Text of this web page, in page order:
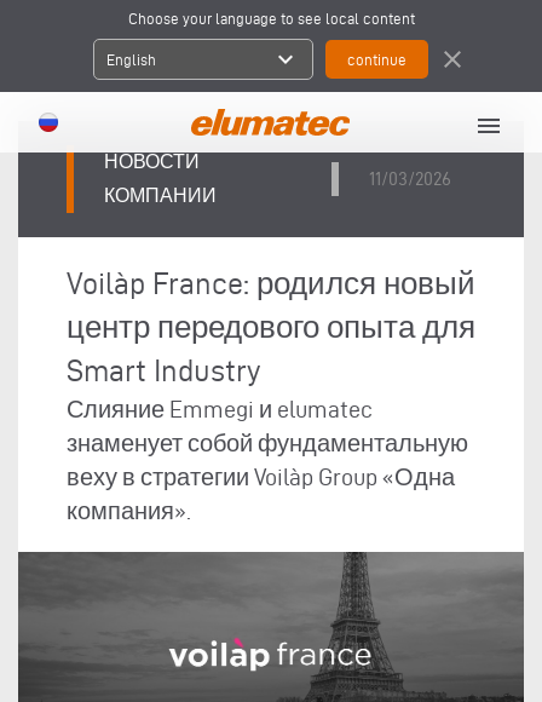
Choose your language to see local content
English expand_more close
menu
НОВОСТИ
КОМПАНИИ
11/03/2026
Voilàp France: родился новый
центр передового опыта для
Smart Industry
Слияние Emmegi и elumatec
знаменует собой фундаментальную
веху в стратегии Voilàp Group «Одна
компания».